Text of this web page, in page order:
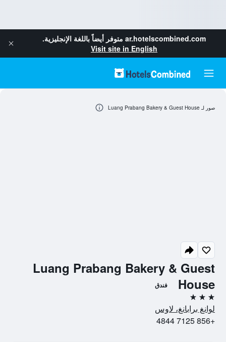
ar.hotelscombined.com متوفر أيضاً باللغة الإنجليزية.
Visit site in English
Luang Prabang Bakery & Guest
House
فندق
3 نجوم
لوانغ برابانغ، لاوس
+856 7125 4844
صور لـ Luang Prabang Bakery & Guest House